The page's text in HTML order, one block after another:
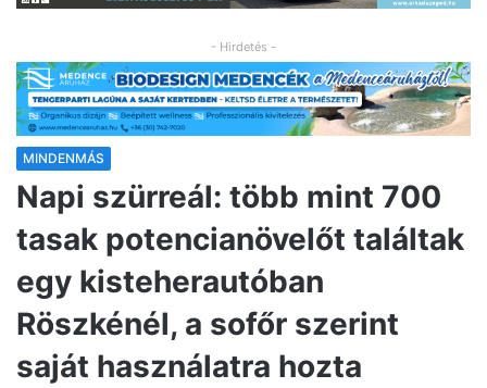
- Hirdetés -
MINDENMÁS
Napi szürreál: több mint 700
tasak potencianövelőt találtak
egy kisteherautóban
Röszkénél, a sofőr szerint
saját használatra hozta